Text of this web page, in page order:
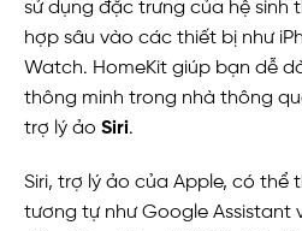
sử dụng đặc trưng của hệ sinh
hợp sâu vào các thiết bị như
Watch. HomeKit giúp bạn dễ
thông minh trong nhà thông
trợ lý ảo Siri.
Siri, trợ lý ảo của Apple, có thể
tương tự như Google Assistant